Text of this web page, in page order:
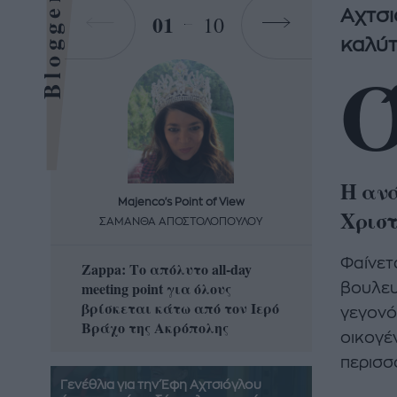
Η
Bloggers 01 10
Majenco's Point of View
ΣΑΜΑΝΘΑ ΑΠΟΣΤΟΛΟΠΟΥΛΟΥ
Zappa: Το απόλυτο all-day
meeting point για όλους
βρίσκεται κάτω από τον Ιερό
Βράχο της Ακρόπολης
Η
που θα
Γενέθλια για την Έφη Αχτσιόγλου